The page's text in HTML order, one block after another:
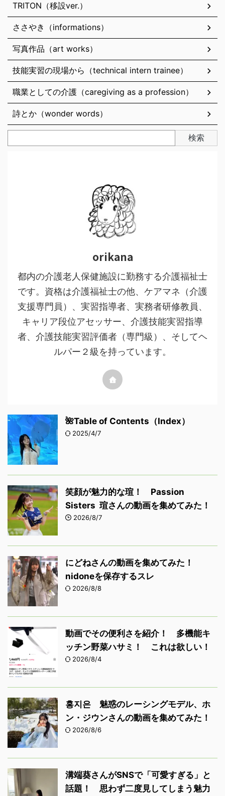
TRITON（移設ver.）
ささやき（informations）
写真作品（art works）
技能実習の現場から（technical intern trainee）
職業としての介護（caregiving as a profession）
詩とか（wonder words）
検索
orikana
都内の介護老人保健施設に勤務する介護福祉士
です。資格は介護福祉士の他、ケアマネ（介護
支援専門員）、実習指導者、実務者研修教員、
キャリア段位アセッサー、介護技能実習指導
者、介護技能実習評価者（専門級）、そしてヘ
ルパー２級を持っています。
🌺Table of Contents（Index）
2025/4/7
笑顔が魅力的な瑄！ Passion
Sisters 瑄さんの動画を集めてみた！
2026/8/7
にどねさんの動画を集めてみた！
nidoneを保存するスレ
2026/8/8
動画でその便利さを紹介！ 多機能キ
ッチン野菜ハサミ！ これは欲しい！
2026/8/4
홍지은 魅惑のレーシングモデル、ホ
ン・ジウンさんの動画を集めてみた！
2026/8/6
溝端葵さんがSNSで「可愛すぎる」と
話題！ 思わず二度見してしまう魅力